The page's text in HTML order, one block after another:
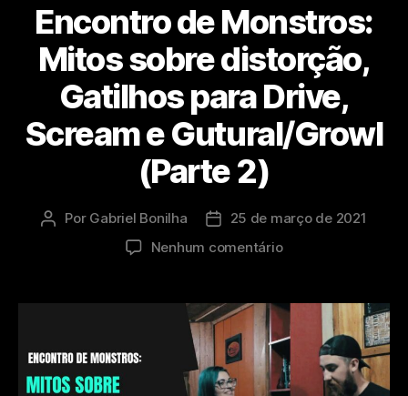
Encontro de Monstros:
Mitos sobre distorção,
Gatilhos para Drive,
Scream e Gutural/Growl
(Parte 2)
Autor
Por Gabriel Bonilha
Data25 de março de 2021
Nenhum comentárioem
Monstros:
Mitos
sobre
distorção,
Gatilhos